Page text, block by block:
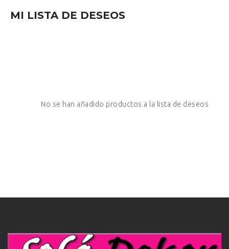
MI LISTA DE DESEOS
No se han añadido productos a la lista de deseos